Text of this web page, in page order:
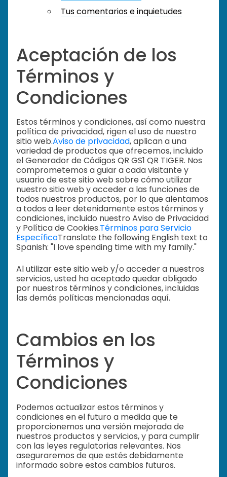
Tus comentarios e inquietudes
Aceptación de los
Términos y
Condiciones
Estos términos y condiciones, así como nuestra
política de privacidad, rigen el uso de nuestro
sitio web.Aviso de privacidad, aplican a una
variedad de productos que ofrecemos, incluido
el Generador de Códigos QR GS1 QR TIGER. Nos
comprometemos a guiar a cada visitante y
usuario de este sitio web sobre cómo utilizar
nuestro sitio web y acceder a las funciones de
todos nuestros productos, por lo que alentamos
a todos a leer detenidamente estos términos y
condiciones, incluido nuestro Aviso de Privacidad
y Política de Cookies.Términos para Servicio
EspecíficoTranslate the following English text to
Spanish: "I love spending time with my family."
Al utilizar este sitio web y/o acceder a nuestros
servicios, usted ha aceptado quedar obligado
por nuestros términos y condiciones, incluidas
las demás políticas mencionadas aquí.
Cambios en los
Términos y
Condiciones
Podemos actualizar estos términos y
condiciones en el futuro a medida que te
proporcionemos una versión mejorada de
nuestros productos y servicios, y para cumplir
con las leyes regulatorias relevantes. Nos
aseguraremos de que estés debidamente
informado sobre estos cambios futuros.